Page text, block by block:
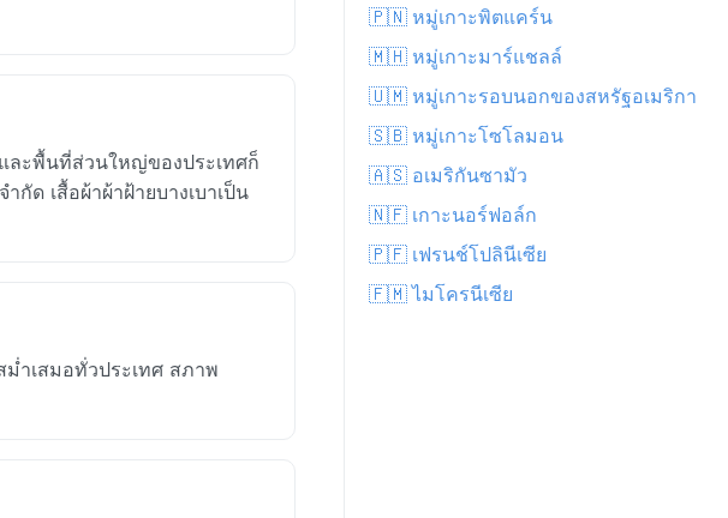
ละพื้นที่ส่วนใหญ่ของประเทศก็
ด เสื้อผ้าผ้าฝ้ายบางเบาเป็น
ำเสมอทั่วประเทศ สภาพ
🇵🇳 หมู่เกาะพิตแคร์น
🇲🇭 หมู่เกาะมาร์แชลล์
🇺🇲 หมู่เกาะรอบนอกของสหรัฐอเมริกา
🇸🇧 หมู่เกาะโซโลมอน
🇦🇸 อเมริกันซามัว
🇳🇫 เกาะนอร์ฟอล์ก
🇵🇫 เฟรนช์โปลินีเซีย
🇫🇲 ไมโครนีเซีย